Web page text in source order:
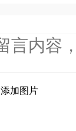
添加图片